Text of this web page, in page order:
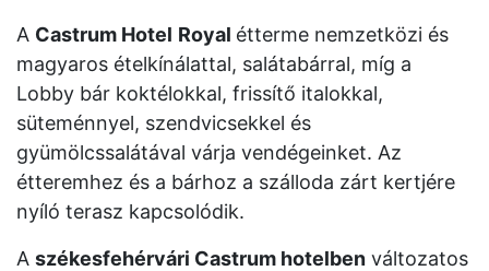
A Castrum Hotel Royal étterme nemzetközi és
magyaros ételkínálattal, salátabárral, míg a
Lobby bár koktélokkal, frissítő italokkal,
süteménnyel, szendvicsekkel és
gyümölcssalátával várja vendégeinket. Az
étteremhez és a bárhoz a szálloda zárt kertjére
nyíló terasz kapcsolódik.
A székesfehérvári Castrum hotelben változatos